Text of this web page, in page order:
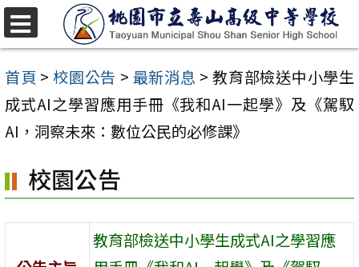
跳
至
主
要
內
區
首頁 > 校園公告 > 最新消息 > 教育部檢送中小學生
成式AI之學習應用手冊《我和AI一起學》及《駕馭
AI，洞察未來：數位公民的必修課》
校園公告
教育部檢送中小學生成式AI之學習應
選
單